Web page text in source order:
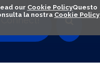
our Cookie PolicyQuesto
la nostra Cookie Policy